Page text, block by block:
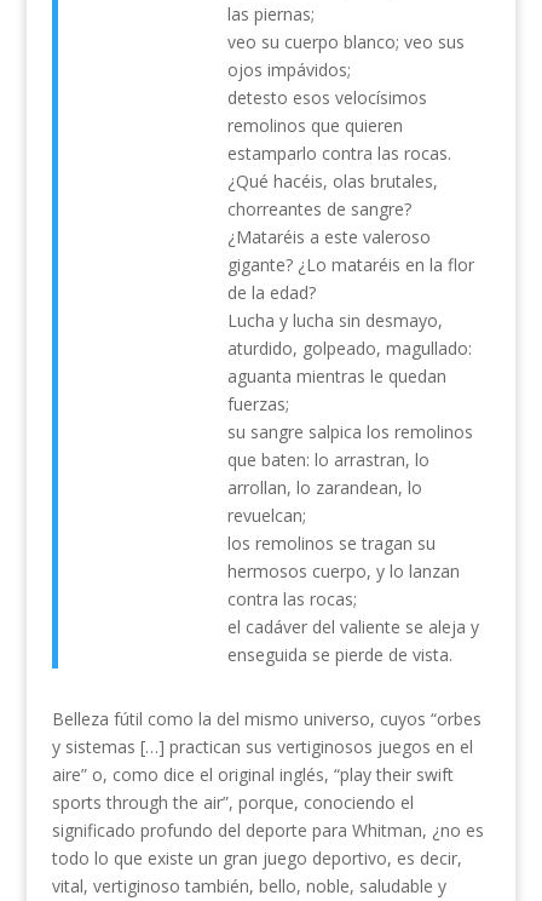
las piernas;
veo su cuerpo blanco; veo sus
ojos impávidos;
detesto esos velocísimos
remolinos que quieren
estamparlo contra las rocas.
¿Qué hacéis, olas brutales,
chorreantes de sangre?
¿Mataréis a este valeroso
gigante? ¿Lo mataréis en la flor
de la edad?
Lucha y lucha sin desmayo,
aturdido, golpeado, magullado:
aguanta mientras le quedan
fuerzas;
su sangre salpica los remolinos
que baten: lo arrastran, lo
arrollan, lo zarandean, lo
revuelcan;
los remolinos se tragan su
hermosos cuerpo, y lo lanzan
contra las rocas;
el cadáver del valiente se aleja y
enseguida se pierde de vista.
Belleza fútil como la del mismo universo, cuyos “orbes
y sistemas […] practican sus vertiginosos juegos en el
aire” o, como dice el original inglés, “play their swift
sports through the air”, porque, conociendo el
significado profundo del deporte para Whitman, ¿no es
todo lo que existe un gran juego deportivo, es decir,
vital, vertiginoso también, bello, noble, saludable y